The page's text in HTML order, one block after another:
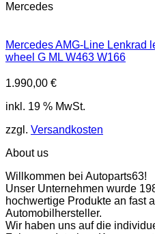
Mercedes
Mercedes AMG-Line Lenkrad
wheel G ML W463 W166
1.990,00 €
inkl. 19 % MwSt.
zzgl. Versandkosten
About us
Willkommen bei Autoparts63!
Unser Unternehmen wurde
hochwertige Produkte an fast
Automobilhersteller.
Wir haben uns auf die